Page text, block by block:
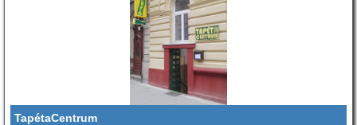
TapétaCentrum